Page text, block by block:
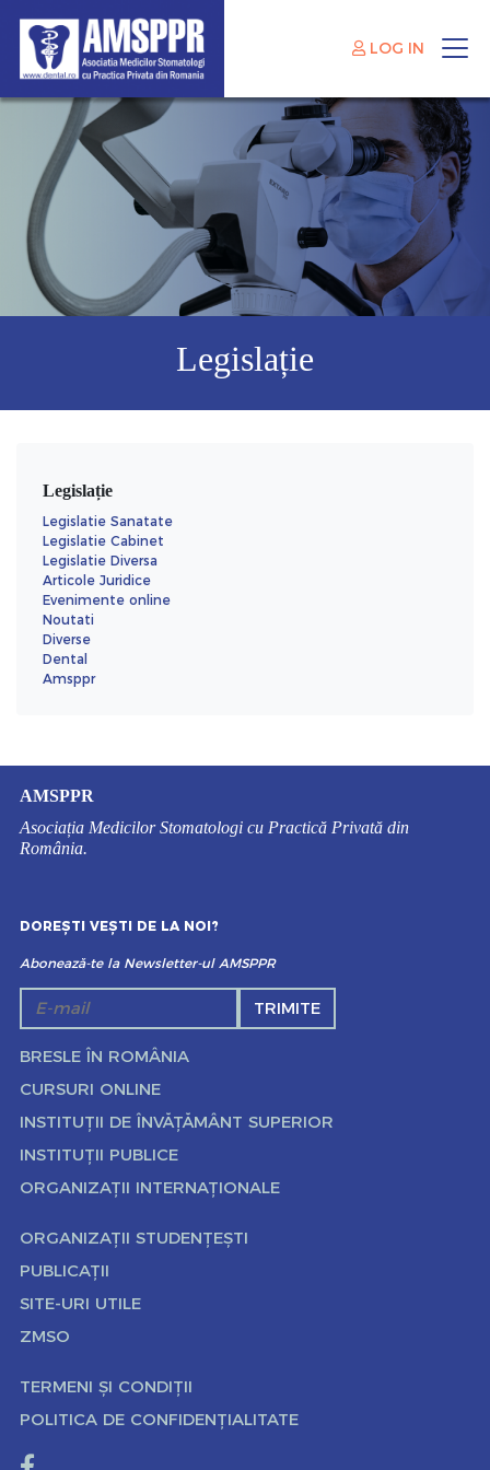
LOG IN
Legislație
Legislație
Legislatie Sanatate
Legislatie Cabinet
Legislatie Diversa
Articole Juridice
Evenimente online
Noutati
Diverse
Dental
Amsppr
AMSPPR
Asociația Medicilor Stomatologi cu Practică Privată din
România.
DOREȘTI VEȘTI DE LA NOI?
Abonează-te la Newsletter-ul AMSPPR
TRIMITE
BRESLE ÎN ROMÂNIA
CURSURI ONLINE
INSTITUȚII DE ÎNVĂȚĂMÂNT SUPERIOR
INSTITUȚII PUBLICE
ORGANIZAȚII INTERNAȚIONALE
ORGANIZAȚII STUDENȚEȘTI
PUBLICAȚII
SITE-URI UTILE
ZMSO
TERMENI ȘI CONDIȚII
POLITICA DE CONFIDENȚIALITATE